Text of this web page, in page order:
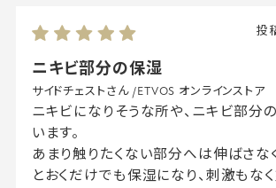
ニキビ部分の保湿
投
サイドチェストさん /ETVOS オンラインストア
ニキビになりそうな所や、ニキビ部分
います。
あまり触りたくない部分へは伸ばさな
とおくだけでも保湿になり、刺激もな